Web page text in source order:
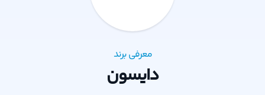
معرفی برند
دایسون